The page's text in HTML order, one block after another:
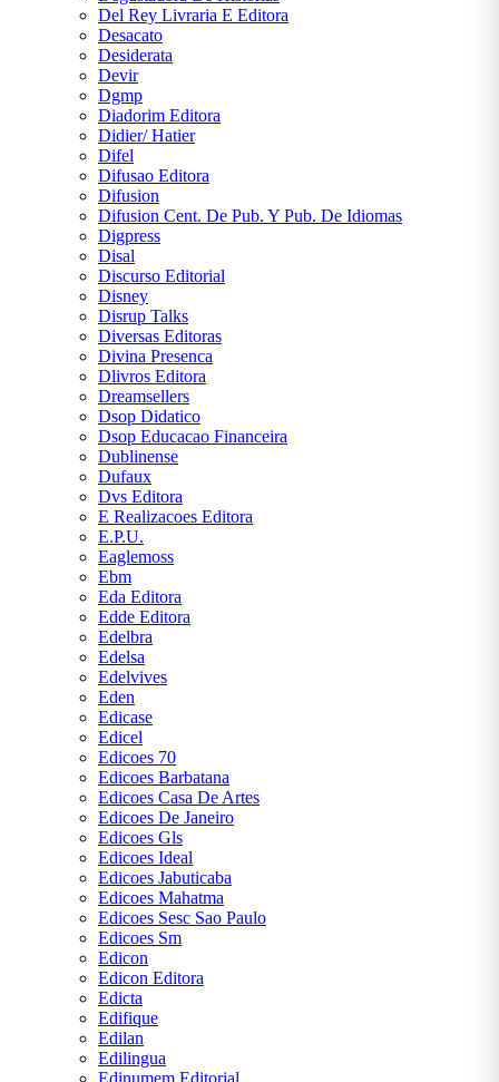
Del Rey Livraria E Editora
Desacato
Desiderata
Devir
Dgmp
Diadorim Editora
Didier/ Hatier
Difel
Difusao Editora
Difusion
Difusion Cent. De Pub. Y Pub. De Idiomas
Digpress
Disal
Discurso Editorial
Disney
Disrup Talks
Diversas Editoras
Divina Presenca
Dlivros Editora
Dreamsellers
Dsop Didatico
Dsop Educacao Financeira
Dublinense
Dufaux
Dvs Editora
E Realizacoes Editora
E.P.U.
Eaglemoss
Ebm
Eda Editora
Edde Editora
Edelbra
Edelsa
Edelvives
Eden
Edicase
Edicel
Edicoes 70
Edicoes Barbatana
Edicoes Casa De Artes
Edicoes De Janeiro
Edicoes Gls
Edicoes Ideal
Edicoes Jabuticaba
Edicoes Mahatma
Edicoes Sesc Sao Paulo
Edicoes Sm
Edicon
Edicon Editora
Edicta
Edifique
Edilan
Edilingua
Edinumem Editorial